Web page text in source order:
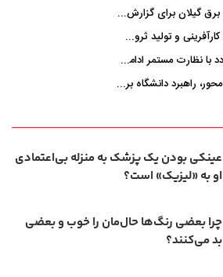
پاداش ۳۰۰ میلیونی توزیع برق گیلان برای گزارش ماینرهای غیرمجاز
مهارت‌آموزی موتور محرک کارآفرینی و تولید ثروت است
شوقی: بهسازی معابر پرتردد با نظارت مستمر ادامه دارد
توسعه آموزش‌های مهارت‌محور، راهبرد دانشگاه برای تربیت نیروی متخصص است
عینکی‌ بودن یک پزشک به منزله بی‌اعتمادی
او به «لیزیک» است؟
چرا بعضی رنگ‌ها حال‌مان را خوب و بعضی
بد می‌کنند؟